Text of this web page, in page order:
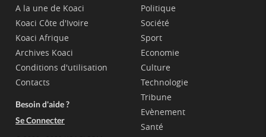
A la une de Koaci
Koaci Côte d'Ivoire
Koaci Afrique
Archives Koaci
Conditions d'utilisation
Contacts
Besoin d'aide ?
Se Connecter
Politique
Société
Sport
Economie
Culture
Technologie
Tribune
Evènement
Santé